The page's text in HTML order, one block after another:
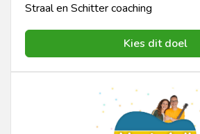
Straal en Schitter coaching
Kies dit doel